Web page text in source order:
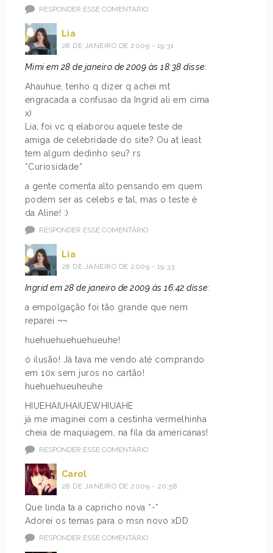
RESPONDER ESSE COMENTÁRIO
Lia
28 DE JANEIRO DE 2009 - 19:31
Mimi em 28 de janeiro de 2009 às 18:38 disse:
Ahauhue, tenho q dizer q achei mt
engracada a confusao da Ingrid ali em cima
x)
Lia, foi vc q elaborou aquele teste de
amiga de celebridade do site? Ou at least
tem algum dedinho seu? rs
*Curiosidade*
a gente comenta alto pensando em quem
podem ser as celebs e tal, mas o teste é
da Aline! :)
RESPONDER ESSE COMENTÁRIO
Lia
28 DE JANEIRO DE 2009 - 19:33
Ingrid em 28 de janeiro de 2009 às 16:42 disse:
a empolgação foi tão grande que nem
reparei ¬¬
huehuehuehuehueuhe!
ó ilusão! Já tava me vendo até comprando
em 10x sem juros no cartão!
huehuehueuheuhe
HIUEHAIUHAIUEWHIUAHE
já me imaginei com a cestinha vermelhinha
cheia de maquiagem, na fila da americanas!
RESPONDER ESSE COMENTÁRIO
Carol
28 DE JANEIRO DE 2009 - 20:58
Que linda ta a capricho nova *-*
Adorei os temas para o msn novo xDD
RESPONDER ESSE COMENTÁRIO